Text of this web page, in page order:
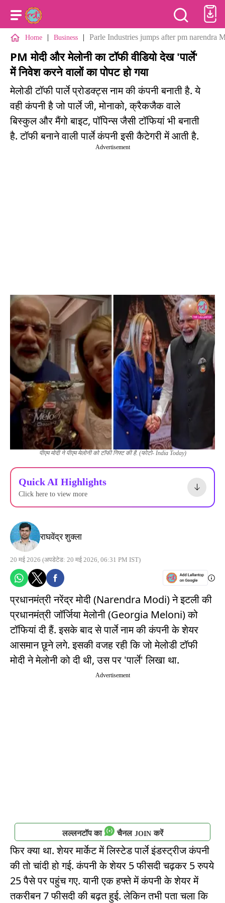
Home | Business | Parle Industries jumps after pm narendra
PM मोदी और मेलोनी का टॉफी वीडियो देख 'पार्ले'
में निवेश करने वालों का पोपट हो गया
मेलोडी टॉफी पार्ले प्रोडक्ट्स नाम की कंपनी बनाती है. ये
वही कंपनी है जो पार्ले जी, मोनाको, क्रैकजैक वाले
बिस्कुल और मैंगो बाइट, पॉपिन्स जैसी टॉफियां भी बनाती
है. टॉफी बनाने वाली पार्ले कंपनी इसी कैटेगरी में आती है.
Advertisement
पीएम मोदी ने पीएम मेलोनी को टॉफी गिफ्ट की है. (फोटो- India Today)
Quick AI Highlights
Click here to view more
राघवेंद्र शुक्ला
20 मई 2026 (अपडेटेड: 20 मई 2026, 06:31 PM IST)
प्रधानमंत्री नरेंद्र मोदी (Narendra Modi) ने इटली की
प्रधानमंत्री जॉर्जिया मेलोनी (Georgia Meloni) को
टॉफियां दी हैं. इसके बाद से पार्ले नाम की कंपनी के शेयर
आसमान छूने लगे. इसकी वजह रही कि जो मेलोडी टॉफी
मोदी ने मेलोनी को दी थी, उस पर 'पार्ले' लिखा था.
Advertisement
लल्लनटॉप का चैनल JOIN करें
फिर क्या था. शेयर मार्केट में लिस्टेड पार्ले इंडस्ट्रीज कंपनी
की तो चांदी हो गई. कंपनी के शेयर 5 फीसदी चढ़कर 5 रुपये
25 पैसे पर पहुंच गए. यानी एक हफ्ते में कंपनी के शेयर में
तकरीबन 7 फीसदी की बढ़त हुई. लेकिन तभी पता चला कि